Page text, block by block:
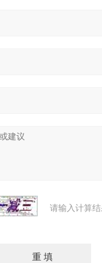
请输入计算